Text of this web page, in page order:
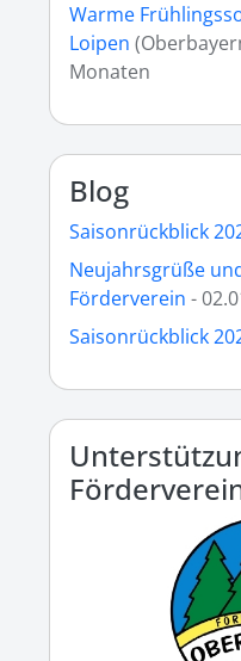
Warme
Loipen
Monaten
Blog
Saisonrückblick
Neujahrsgrüße
Förderverein -
Saisonrückblick